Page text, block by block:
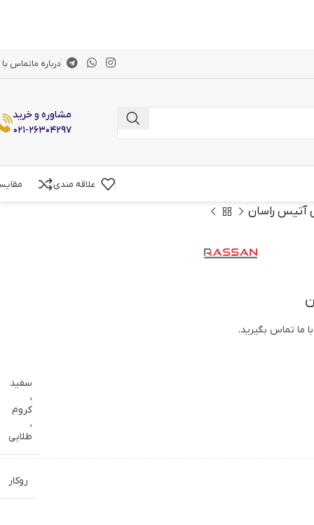
درباره ماتماس با
مشاوره و خرید
۰۲۱-۲۶۳۰۴۲۹۷
علاقه مندی
آتیس راسان
ما تماس بگیرید.
سفید
,
کروم
,
طلایی
روکار